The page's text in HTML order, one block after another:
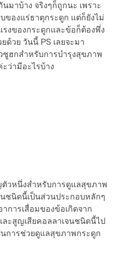
มาบ้าง จริงๆก็ถูกนะ เพราะ
ของแร่ธาตุกระดูก แต่ก็ยังไม่
รงของกระดูกและข้อก็ต้องพึ่ง
วย วันนี้ PS เลยจะมา
ซูฮกสำหรับการบำรุงสุขภาพ
ว่ามีอะไรบ้าง
วหนึ่งสำหรับการดูแลสุขภาพ
ชนิดนี้เป็นส่วนประกอบหลักๆ
การเสื่อมของข้อเกิดจาก
ะสูญเสียคอลลาเจนชนิดนี้ไป
การช่วยดูแลสุขภาพกระดูก